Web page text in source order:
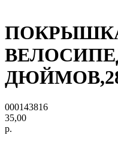
000143816
35,00
р.